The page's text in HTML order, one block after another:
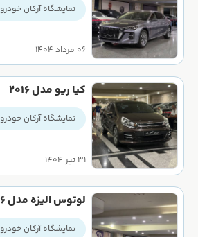
نمایشگاه آرکان خودرو
۰۶ مرداد ۱۴۰۴
کیا ریو مدل ۲۰۱۶
نمایشگاه آرکان خودرو
۳۱ تیر ۱۴۰۴
لوتوس الیزه مدل 2016
نمایشگاه آرکان خودرو